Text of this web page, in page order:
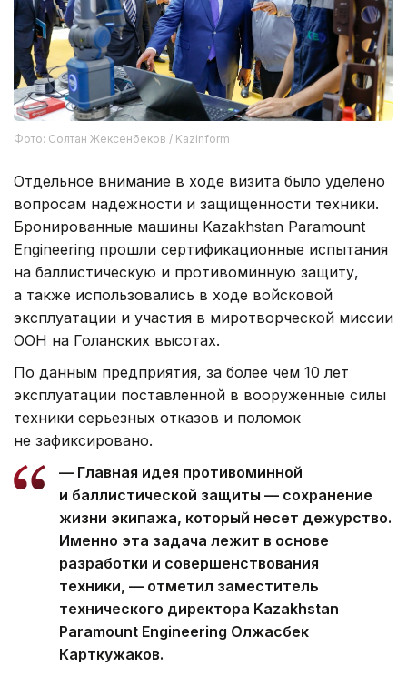
Фото: Солтан Жексенбеков / Kazinform
Отдельное внимание в ходе визита было уделено
вопросам надежности и защищенности техники.
Бронированные машины Kazakhstan Paramount
Engineering прошли сертификационные испытания
на баллистическую и противоминную защиту,
а также использовались в ходе войсковой
эксплуатации и участия в миротворческой миссии
ООН на Голанских высотах.
По данным предприятия, за более чем 10 лет
эксплуатации поставленной в вооруженные силы
техники серьезных отказов и поломок
не зафиксировано.
— Главная идея противоминной
и баллистической защиты — сохранение
жизни экипажа, который несет дежурство.
Именно эта задача лежит в основе
разработки и совершенствования
техники, — отметил заместитель
технического директора Kazakhstan
Paramount Engineering Олжасбек
Карткужаков.